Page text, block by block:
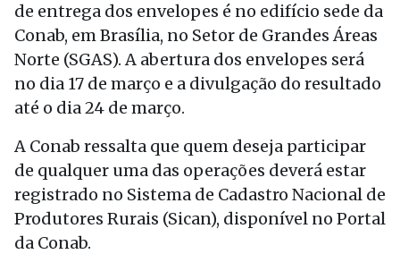
de entrega dos envelopes é no edifício sede da
Conab, em Brasília, no Setor de Grandes Áreas
Norte (SGAS). A abertura dos envelopes será
no dia 17 de março e a divulgação do resultado
até o dia 24 de março.
A Conab ressalta que quem deseja participar
de qualquer uma das operações deverá estar
registrado no Sistema de Cadastro Nacional de
Produtores Rurais (Sican), disponível no Portal
da Conab.